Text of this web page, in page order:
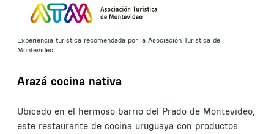
Experiencia turística recomendada por la Asociación Turística de
Montevideo.
Arazá cocina nativa
Ubicado en el hermoso barrio del Prado de Montevideo,
este restaurante de cocina uruguaya con productos